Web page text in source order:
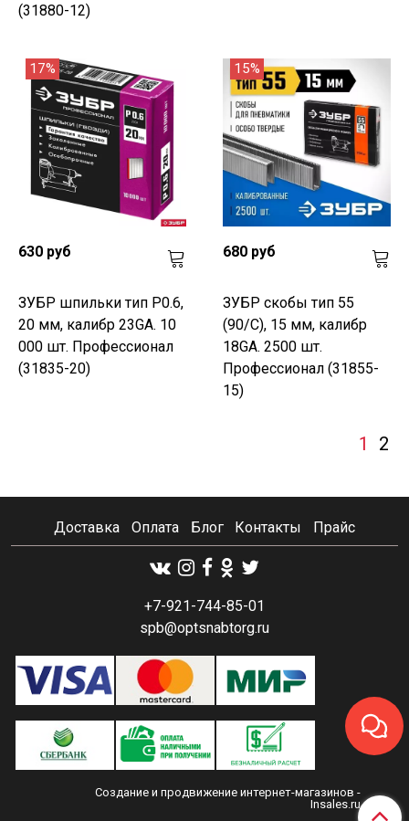
(31880-12)
17%
630 руб
ЗУБР шпильки тип P0.6,
20 мм, калибр 23GA. 10
000 шт. Профессионал
(31835-20)
15%
680 руб
ЗУБР скобы тип 55
(90/C), 15 мм, калибр
18GA. 2500 шт.
Профессионал (31855-
15)
1 2
Доставка Оплата Блог Контакты Прайс
+7-921-744-85-01
spb@optsnabtorg.ru
Создание и продвижение интернет-магазинов -
Insales.ru